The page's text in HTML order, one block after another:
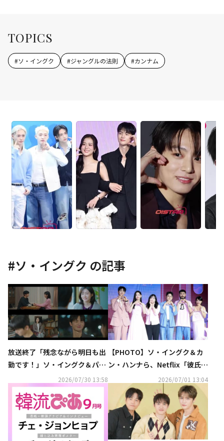
TOPICS
#ソ・イングク #ジャングルの法則 #カンナム
#ソ・イングク の記事
放送終了「残念ながら明日も出
勤です！」ソ・イングク＆パ
ク・ジヒョン、愛と仕事の行方
は？【ネタバレあり】
2026/07/30 13:58
【PHOTO】ソ・イングク＆カ
ン・ハンナら、Netflix「彼氏彼
女いない歴＝年齢、卒業しま
す」シーズン2の制作発表会に
出席
2026/07/01 13:04